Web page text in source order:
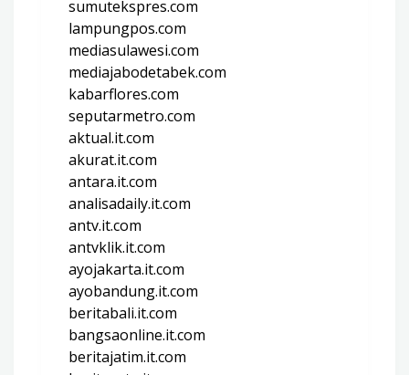
sumutekspres.com
lampungpos.com
mediasulawesi.com
mediajabodetabek.com
kabarflores.com
seputarmetro.com
aktual.it.com
akurat.it.com
antara.it.com
analisadaily.it.com
antv.it.com
antvklik.it.com
ayojakarta.it.com
ayobandung.it.com
beritabali.it.com
bangsaonline.it.com
beritajatim.it.com